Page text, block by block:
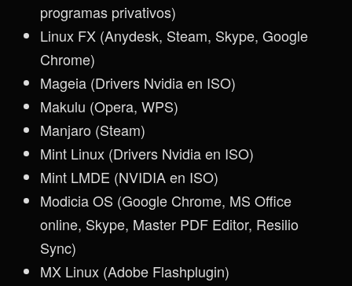
programas privativos)
Linux FX (Anydesk, Steam, Skype, Google
Chrome)
Mageia (Drivers Nvidia en ISO)
Makulu (Opera, WPS)
Manjaro (Steam)
Mint Linux (Drivers Nvidia en ISO)
Mint LMDE (NVIDIA en ISO)
Modicia OS (Google Chrome, MS Office
online, Skype, Master PDF Editor, Resilio
Sync)
MX Linux (Adobe Flashplugin)